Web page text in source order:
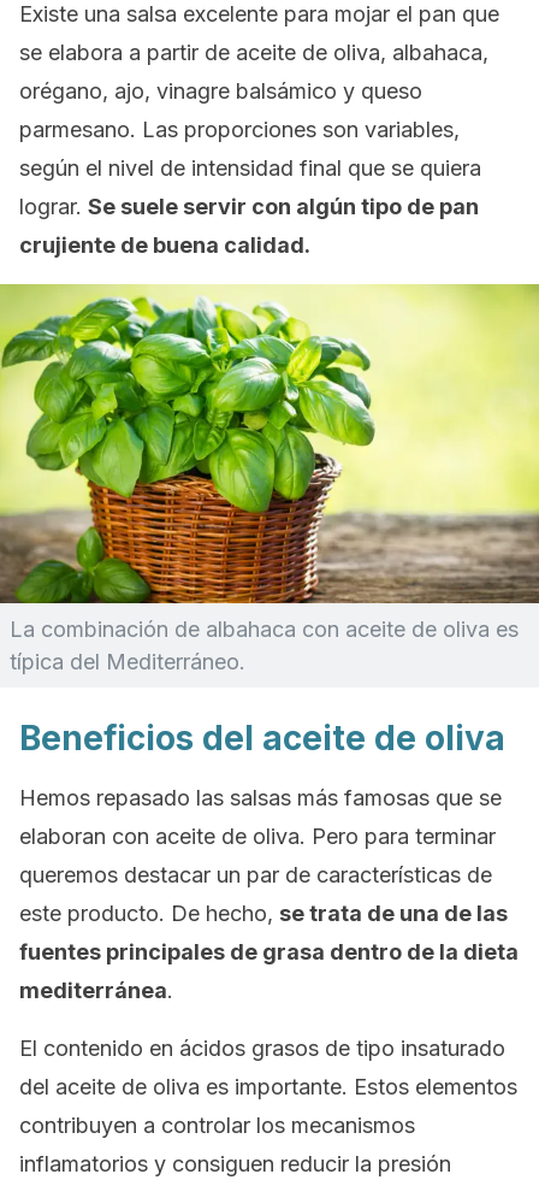
Existe una salsa excelente para mojar el pan que
se elabora a partir de aceite de oliva, albahaca,
orégano, ajo, vinagre balsámico y queso
parmesano. Las proporciones son variables,
según el nivel de intensidad final que se quiera
lograr. Se suele servir con algún tipo de pan
crujiente de buena calidad.
La combinación de albahaca con aceite de oliva es
típica del Mediterráneo.
Beneficios del aceite de oliva
Hemos repasado las salsas más famosas que se
elaboran con aceite de oliva. Pero para terminar
queremos destacar un par de características de
este producto. De hecho, se trata de una de las
fuentes principales de grasa dentro de la dieta
mediterránea.
El contenido en ácidos grasos de tipo insaturado
del aceite de oliva es importante. Estos elementos
contribuyen a controlar los mecanismos
inflamatorios y consiguen reducir la presión